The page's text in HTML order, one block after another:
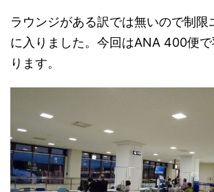
ラウンジがある訳では無いので制限
に入りました。今回はANA 400便
ります。